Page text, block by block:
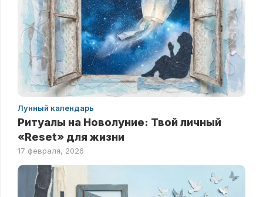
Лунный календарь
Ритуалы на Новолуние: Твой личный
«Reset» для жизни
17 февраля, 2026